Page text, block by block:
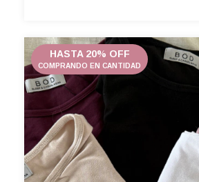
HASTA 20% OFF
COMPRANDO EN CANTIDAD